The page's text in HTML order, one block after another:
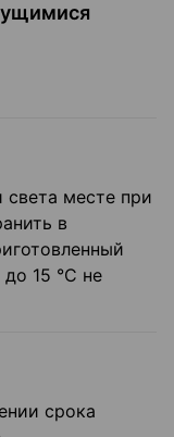
месте при
в
15 °C не
срока